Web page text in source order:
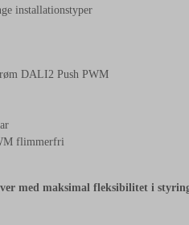
installationstyper
DALI2 Push PWM
flimmerfri
med maksimal fleksibilitet i